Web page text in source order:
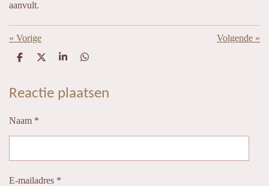
aanvult.
« Vorige Volgende »
D
e
n
D
l
S
r
e
D
e
n
Reactie plaatsen
Naam *
E-mailadres *